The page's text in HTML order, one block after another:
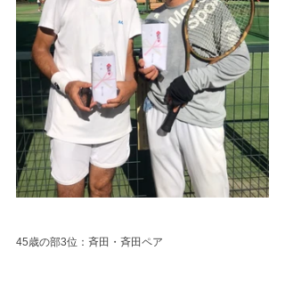
45歳の部3位：斉田・斉田ペア